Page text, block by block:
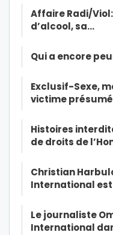
Affaire Radi/
d’alcool, sa…
Qui a encore
Exclusif-Sexe,
victime
Histoires
de droits de
Christian
International
Le journaliste
International